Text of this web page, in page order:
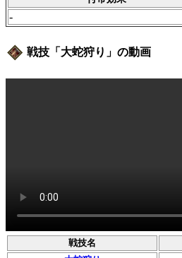
-
戦技「大蛇狩り」の動画
戦技名